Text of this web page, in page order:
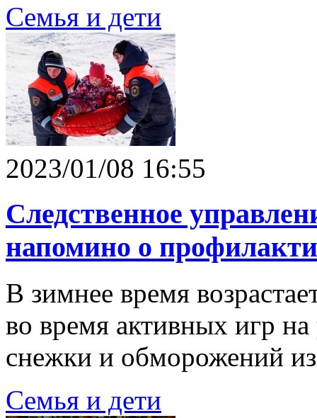
Семья и дети
2023/01/08 16:55
Следственное
напомино о
В зимнее время
во время активных игр на
снежки и обморожений
Семья и дети